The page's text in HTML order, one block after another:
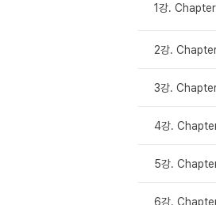
1강. Chapter
2강.
3강.
4강.
5강.
6강.